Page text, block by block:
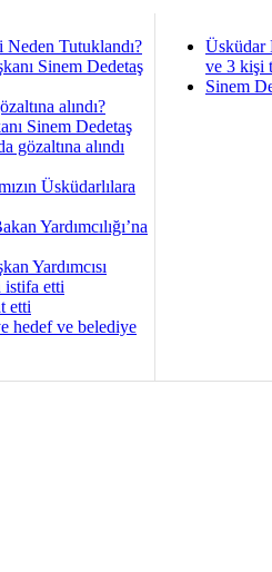
Neden Tutuklandı?
Sinem Dedetaş
alındı?
Sinem Dedetaş
gözaltına alındı
Üsküdarlılara
Yardımcılığı’na
Yardımcısı
istifa etti
etti
hedef ve belediye
Üsküdar
ve 3 kişi
Sinem